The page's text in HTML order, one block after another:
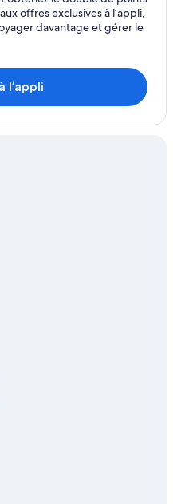
Rejon – Hôtels
Hôtels
offres exclusives à l’appli,
davantage et gérer le
l’appli